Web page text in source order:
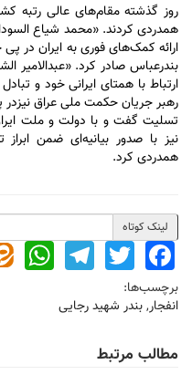
روز گذشته مقام‌های عالی رتبه
همدردی کردند. «محمد شیاع
ارائه کمک‌های فوری به ایران در
بندرعباس صادر کرد. «عبدالامیر
ارتباط با همتای ایرانی خود و
رهبر جریان حکمت ملی عراق نیزدر
تسلیت گفت و با دولت و ملت
نیز با صدور بیانیه‌ای ضمن
همدردی کرد.
لینک کوتاه
Facebook
Twitter
برچسب‌ها:
انفجار,بندر شهید رجایی
مطالب مرتبط